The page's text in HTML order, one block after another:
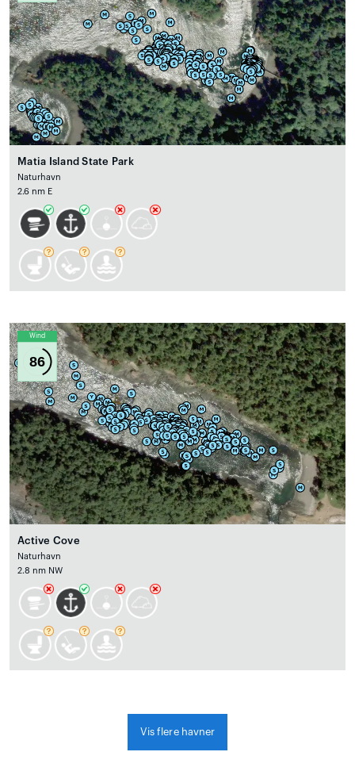
Matia Island State Park
Naturhavn
2.6 nm E
Wind
86
Active Cove
Naturhavn
2.8 nm NW
Vis flere havner